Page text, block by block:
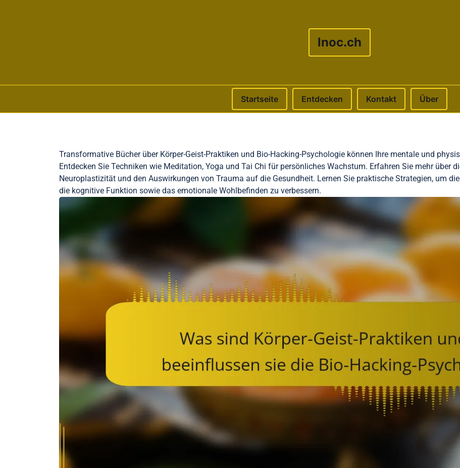
lnoc.ch
Startseite Entdecken Kontakt
Über
Transformative Bücher über Körper-Geist-Praktiken und Bio-Hacking-Psychologie können Ihre mentale und
Entdecken Sie Techniken wie Meditation, Yoga und Tai Chi für persönliches Wachstum. Erfahren Sie mehr über
Neuroplastizität und den Auswirkungen von Trauma auf die Gesundheit. Lernen Sie praktische Strategien, um
die kognitive Funktion sowie das emotionale Wohlbefinden zu verbessern.